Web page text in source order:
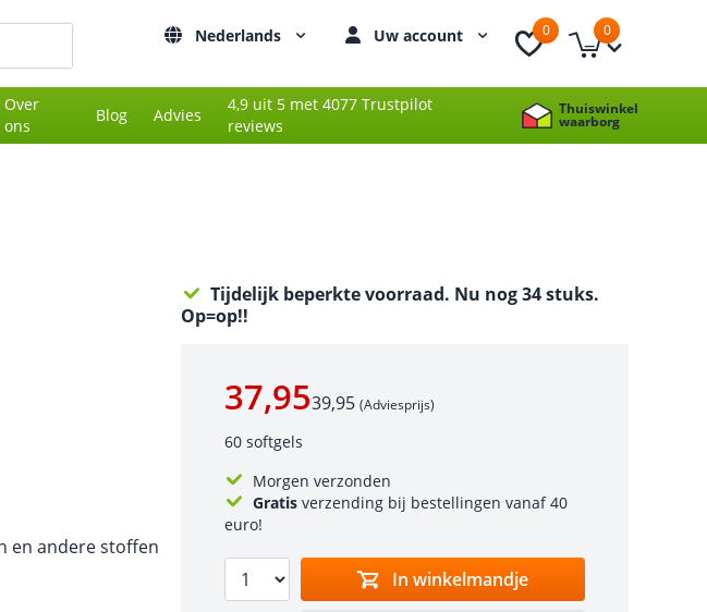
Nederlands Uw account 0 0
Over
ons
Blog Advies
4,9 uit 5 met 4077 Trustpilot
reviews
Thuiswinkel
waarborg
en andere stoffen
Tijdelijk beperkte voorraad. Nu nog 34 stuks.
Op=op!!
37,9539,95 (Adviesprijs)
60 softgels
Morgen verzonden
Gratis verzending bij bestellingen vanaf 40
euro!
In winkelmandje